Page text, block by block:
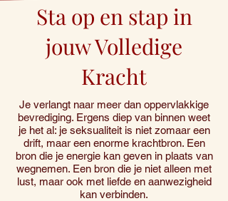
Sta op en stap in
jouw Volledige
Kracht
Je verlangt naar meer dan oppervlakkige
bevrediging. Ergens diep van binnen weet
je het al: je seksualiteit is niet zomaar een
drift, maar een enorme krachtbron. Een
bron die je energie kan geven in plaats van
wegnemen. Een bron die je niet alleen met
lust, maar ook met liefde en aanwezigheid
kan verbinden.